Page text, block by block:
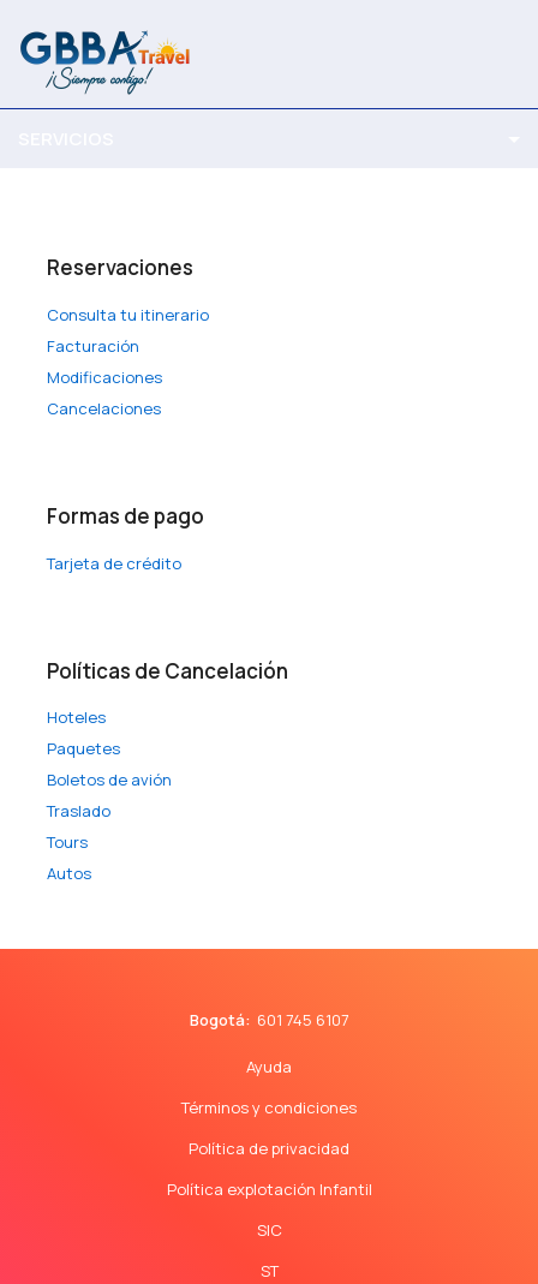
Reservaciones
Consulta tu itinerario
Facturación
Modificaciones
Cancelaciones
Formas de pago
Tarjeta de crédito
Políticas de Cancelación
Hoteles
Paquetes
Boletos de avión
Traslado
Tours
Autos
Bogotá: 601 745 6107
Ayuda
Términos y condiciones
Política de privacidad
Política explotación Infantil
SIC
ST